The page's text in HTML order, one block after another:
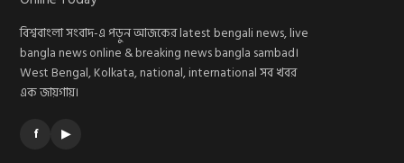
বিশ্ববাংলা সংবাদ-এ পড়ুন আজকের latest bengali news, live
bangla news online & breaking news bangla sambad।
West Bengal, Kolkata, national, international সব খবর
এক জায়গায়।
f ▶